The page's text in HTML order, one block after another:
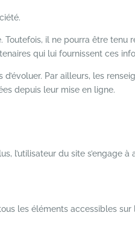
il ne pourra être tenu
qui lui fournissent ces
Par ailleurs, les
depuis leur mise en ligne.
l’utilisateur du site s’engage
les éléments accessibles